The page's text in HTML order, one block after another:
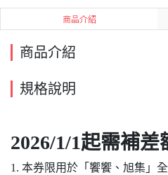
商品介紹
商品介紹
規格說明
2026/1/1起需補差
1. 本券限用於「饗饗、旭集」